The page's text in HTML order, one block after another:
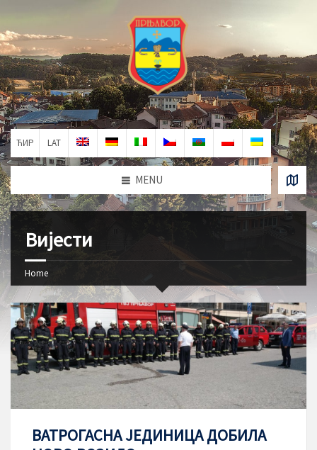
ЋИР LAT
MENU
Вијести
Home
ВАТРОГАСНА ЈЕДИНИЦА ДОБИЛА